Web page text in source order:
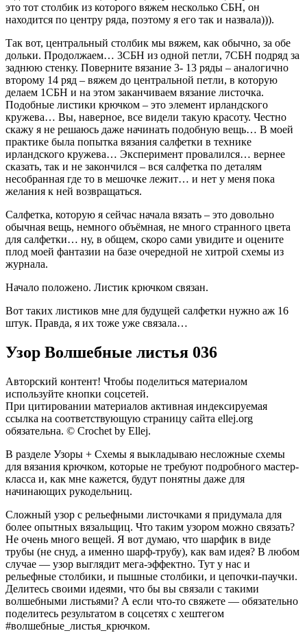
это тот столбик из которого вяжем несколько СБН, он
находится по центру ряда, поэтому я его так и назвала))).
Так вот, центральный столбик мы вяжем, как обычно, за обе
дольки. Продолжаем… 3СБН из одной петли, 7СБН подряд за
заднюю стенку. Поверните вязание 3- 13 ряды – аналогично
второму 14 ряд – вяжем до центральной петли, в которую
делаем 1СБН и на этом заканчиваем вязание листочка.
Подобные листики крючком – это элемент ирландского
кружева… Вы, наверное, все видели такую красоту. Честно
скажу я не решаюсь даже начинать подобную вещь… В моей
практике была попытка вязания салфетки в технике
ирландского кружева… Эксперимент провалился… вернее
сказать, так и не закончился – вся салфетка по деталям
несобранная где то в мешочке лежит… и нет у меня пока
желания к ней возвращаться.
Салфетка, которую я сейчас начала вязать – это довольно
обычная вещь, немного объёмная, не много странного цвета
для салфетки… ну, в общем, скоро сами увидите и оцените
плод моей фантазии на базе очередной не хитрой схемы из
журнала.
Начало положено. Листик крючком связан.
Вот таких листиков мне для будущей салфетки нужно аж 16
штук. Правда, я их тоже уже связала…
Узор Волшебные листья 036
Авторский контент! Чтобы поделиться материалом
используйте кнопки соцсетей.
При цитировании материалов активная индексируемая
ссылка на соответствующую страницу сайта ellej.org
обязательна. © Crochet by Ellej.
В разделе Узоры + Схемы я выкладываю несложные схемы
для вязания крючком, которые не требуют подробного мастер-
класса и, как мне кажется, будут понятны даже для
начинающих рукодельниц.
Сложный узор с рельефными листочками я придумала для
более опытных вязальщиц. Что таким узором можно связать?
Не очень много вещей. Я вот думаю, что шарфик в виде
трубы (не снуд, а именно шарф-трубу), как вам идея? В любом
случае — узор выглядит мега-эффектно. Тут у нас и
рельефные столбики, и пышные столбики, и цепочки-паучки.
Делитесь своими идеями, что бы вы связали с такими
волшебными листьями? А если что-то свяжете — обязательно
поделитесь результатом в соцсетях с хештегом
#волшебные_листья_крючком.